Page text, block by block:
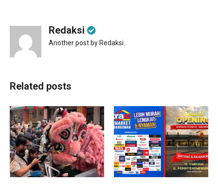
Redaksi
Another post by Redaksi
Related posts